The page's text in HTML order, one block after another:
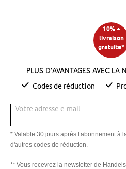
10% +
livraison
gratuite*
Plus d’avantages avec
Codes de réduction
Votre adresse e-mail
* Valable 30 jours après l’abonnement à
d'autres codes de réduction.
** Vous recevrez la newsletter de